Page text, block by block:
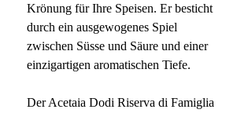
Krönung für Ihre Speisen. Er besticht
durch ein ausgewogenes Spiel
zwischen Süsse und Säure und einer
einzigartigen aromatischen Tiefe.
Der Acetaia Dodi Riserva di Famiglia